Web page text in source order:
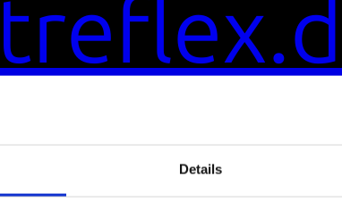
Details